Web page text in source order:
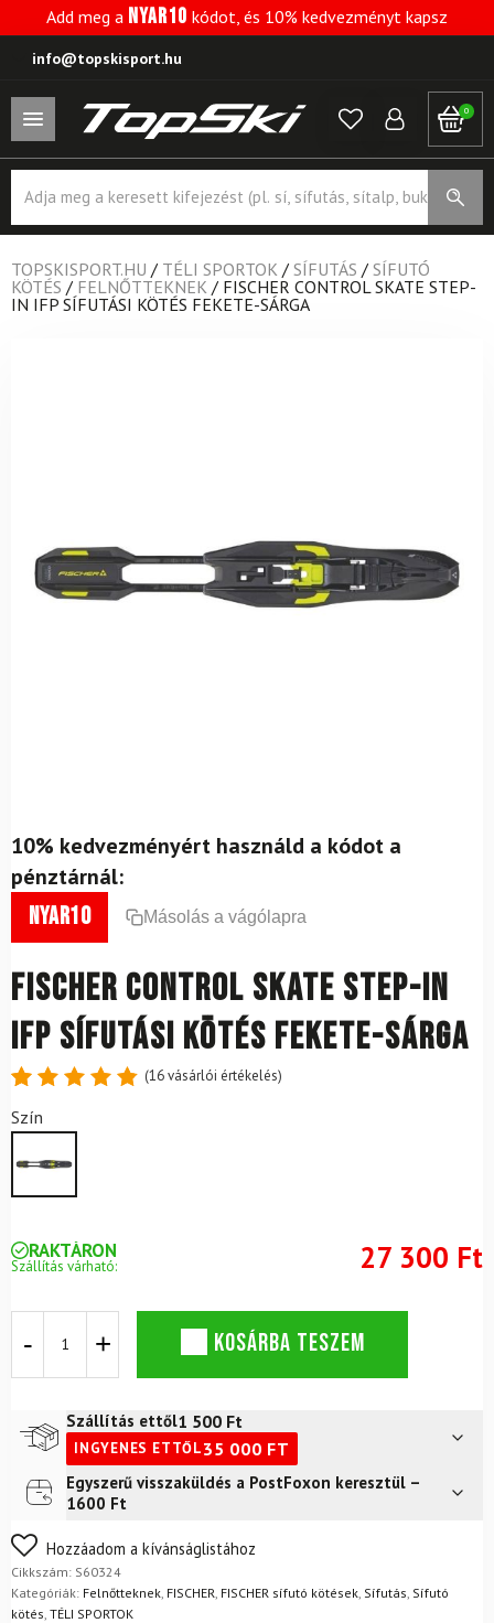
Add meg a NYAR10 kódot, és 10% kedvezményt kapsz
info@topskisport.hu
0
search
TOPSKISPORT.HU / TÉLI SPORTOK / SÍFUTÁS / SÍFUTÓ
KÖTÉS / FELNŐTTEKNEK / FISCHER CONTROL SKATE STEP-
IN IFP SÍFUTÁSI KÖTÉS FEKETE-SÁRGA
10% kedvezményért használd a kódot a
pénztárnál:
nyar10 Másolás a vágólapra
FISCHER Control Skate Step-In
IFP Sífutási Kötés Fekete-Sárga
4.88
értékelés
(16vásárlói értékelés)
Szín
RAKTÁRON
Szállítás várható: 27 300 Ft
Control
IFP
Sífutási
Kötés
Fekete-
mennyiség
KOSÁRBA TESZEM
Szállítás ettől1 500 Ft
INGYENES ETTŐL35 000 FT
Futár a címre2 400
FoxPost
Egyszerű visszaküldés a PostFoxon keresztül –
1600 Ft
Nem biztos a választásában? Semmi gond – a terméket
egyszerűen visszaküldheti 14 napon belül, indoklás nélkül.
Mik a visszaküldés feltételei?
Hozzáadom a kívánságlistához
Cikkszám: S60324
Kategóriák: Felnőtteknek FISCHER FISCHER sífutó kötések Sífutás Sífutó
kötés TÉLI SPORTOK